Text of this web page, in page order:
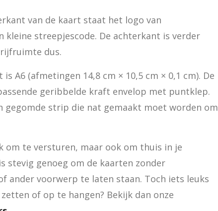
van de kaart staat het logo van
kleine streepjescode. De achterkant is verder
dus.
A6 (afmetingen 14,8 cm × 10,5 cm × 0,1 cm). De
geribbelde kraft envelop met puntklep.
gegomde strip die nat gemaakt moet worden om
om te versturen, maar ook om thuis in je
stevig genoeg om de kaarten zonder
ander voorwerp te laten staan. Toch iets leuks